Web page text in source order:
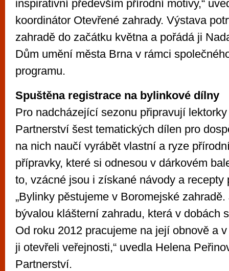
inspirativní především přírodní motivy,“
koordinátor Otevřené zahrady. Výstava
zahradě do začátku května a pořádá ji
Dům umění města Brna v rámci
programu.
Spuštěna registrace na bylinkové dílny
Pro nadcházející sezonu připravují
Partnerství šest tematických dílen pro
na nich naučí vyrábět vlastní a ryze
přípravky, které si odnesou v dárkovém
to, vzácné jsou i získané návody a recepty
„Bylinky pěstujeme v Boromejské
bývalou klášterní zahradu, která v dobách
Od roku 2012 pracujeme na její obnově a
ji otevřeli veřejnosti,“ uvedla Helena
Partnerství.